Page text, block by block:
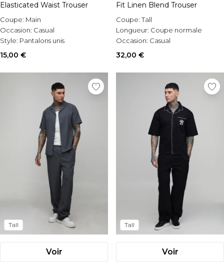
Elasticated Waist Trouser
Coupe: Main
Occasion: Casual
Style: Pantalons unis
15,00 €
Fit Linen Blend Trouser
Coupe:Tall
Longueur: Coupe normale
Occasion: Casual
32,00 €
Tall
Voir
Tall
Voir